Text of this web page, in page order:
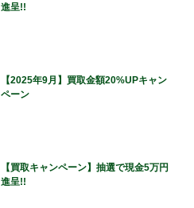
進呈!!
【2025年9月】買取金額20%UPキャン
ペーン
【買取キャンペーン】抽選で現金5万円
進呈!!